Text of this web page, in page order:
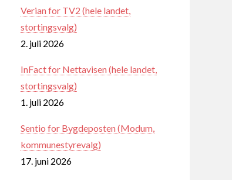
Verian for TV2 (hele landet,
stortingsvalg)
2. juli 2026
InFact for Nettavisen (hele landet,
stortingsvalg)
1. juli 2026
Sentio for Bygdeposten (Modum,
kommunestyrevalg)
17. juni 2026